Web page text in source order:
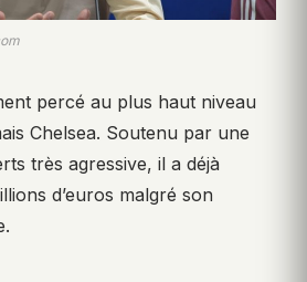
percé au plus haut niveau
Chelsea. Soutenu par une
très agressive, il a déjà
d’euros malgré son